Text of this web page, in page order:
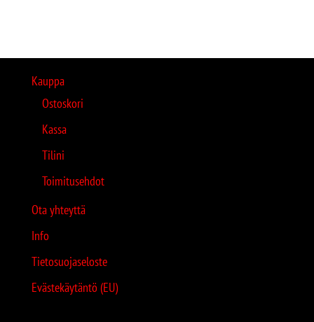
Kauppa
Ostoskori
Kassa
Tilini
Toimitusehdot
Ota yhteyttä
Info
Tietosuojaseloste
Evästekäytäntö (EU)